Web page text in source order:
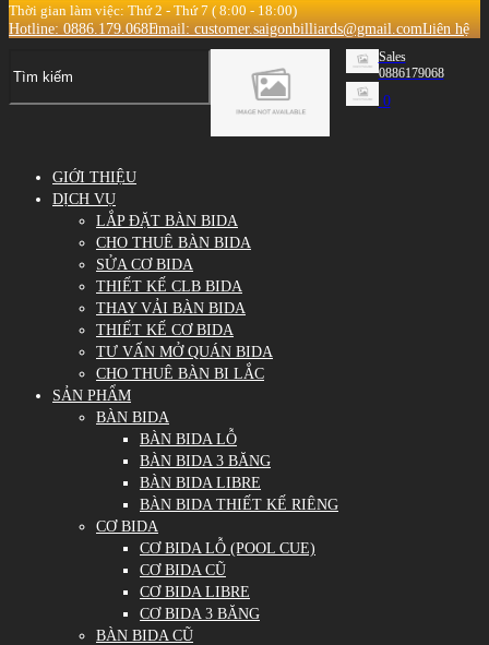
Thời gian làm việc: Thứ 2 - Thứ 7 ( 8:00 - 18:00)
Hotline: 0886.179.068Email: customer.saigonbilliards@gmail.comLiên hệ
Sales
0886179068
0
GIỚI THIỆU
DỊCH VỤ
LẮP ĐẶT BÀN BIDA
CHO THUÊ BÀN BIDA
SỬA CƠ BIDA
THIẾT KẾ CLB BIDA
THAY VẢI BÀN BIDA
THIẾT KẾ CƠ BIDA
TƯ VẤN MỞ QUÁN BIDA
CHO THUÊ BÀN BI LẮC
SẢN PHẨM
BÀN BIDA
BÀN BIDA LỖ
BÀN BIDA 3 BĂNG
BÀN BIDA LIBRE
BÀN BIDA THIẾT KẾ RIÊNG
CƠ BIDA
CƠ BIDA LỖ (POOL CUE)
CƠ BIDA CŨ
CƠ BIDA LIBRE
CƠ BIDA 3 BĂNG
BÀN BIDA CŨ